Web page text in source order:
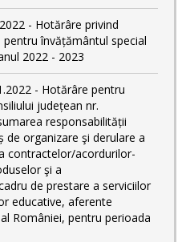
- Hotărâre privind
învățământul special
2022 - 2023
- Hotărâre pentru
județean nr.
responsabilității
de organizare şi derulare a
contractelor/acordurilor-
şi a
de prestare a serviciilor
educative, aferente
României, pentru perioada